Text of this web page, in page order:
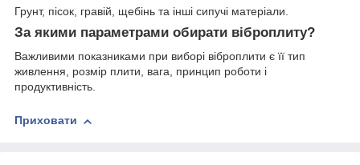
Грунт, пісок, гравій, щебінь та інші сипучі матеріали.
За якими параметрами обирати віброплиту?
Важливими показниками при виборі віброплити є її тип
живлення, розмір плити, вага, принцип роботи і
продуктивність.
Приховати